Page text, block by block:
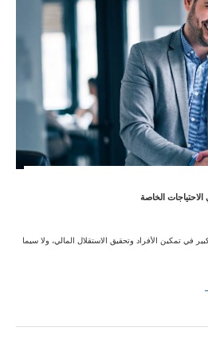
الخاصة
في تمكين الأفراد وتحقيق الاستقلال المالي، ولا سيما